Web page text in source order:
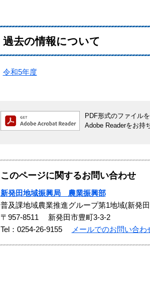
過去の情報について
令和5年度
PDF形式のファイル
Adobe Readerをお持
このページに関するお問い合わせ
新発田地域振興局 農業振興部
普及課地域農業推進グループ第1地域(新発
〒957-8511
新発田市豊町3-3-2
Tel：0254-26-9155
メールでのお問い合わ